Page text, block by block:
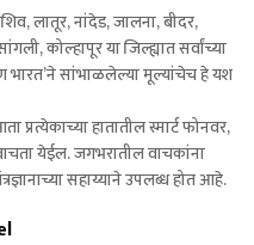
लातूर, नांदेड, जालना, बीदर,
कोल्हापूर या जिल्ह्यात सर्वांच्या
भारत’ने सांभाळलेल्या मूल्यांचेच हे यश
हातातील स्मार्ट फोनवर,
येईल. जगभरातील वाचकांना
सहाय्याने उपलब्ध होत आहे.